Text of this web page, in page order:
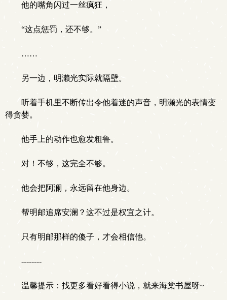
他的嘴角闪过一丝疯狂，
“这点惩罚，还不够。”
……
另一边，明濑光实际就隔壁。
听着手机里不断传出令他着迷的声音，明濑光的表情变
得贪婪。
他手上的动作也愈发粗鲁。
对！不够，这完全不够。
他会把阿澜，永远留在他身边。
帮明邮追席安澜？这不过是权宜之计。
只有明邮那样的傻子，才会相信他。
--------
温馨提示：找更多看好看得小说，就来海棠书屋呀~